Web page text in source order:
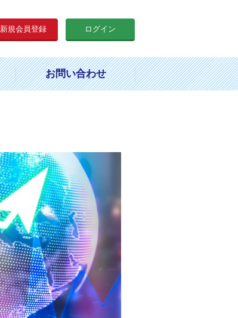
新規会員登録 ログイン
お問い合わせ